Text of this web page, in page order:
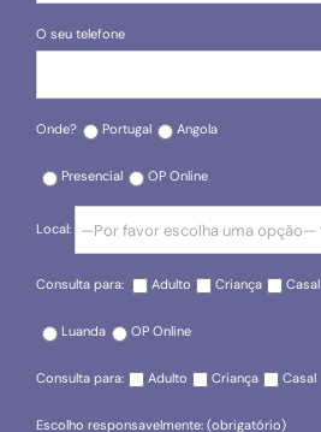
O seu telefone
Onde? Portugal Angola
Presencial OP Online
Local:
Consulta para: Adulto Criança Casal
Luanda OP Online
Consulta para: Adulto Criança Casal
Escolho responsavelmente: (obrigatório)